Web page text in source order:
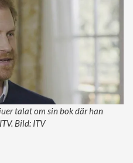
talat om sin bok där han
Bild: ITV